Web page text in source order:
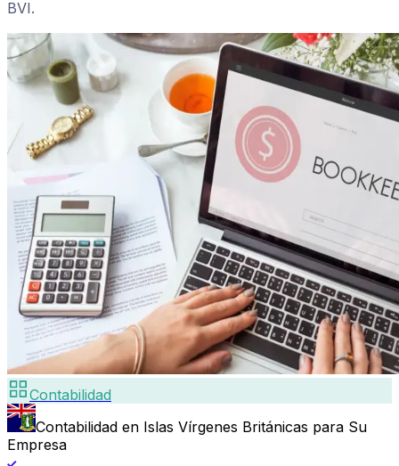
BVI.
Contabilidad
Contabilidad en Islas Vírgenes Británicas para Su
Empresa